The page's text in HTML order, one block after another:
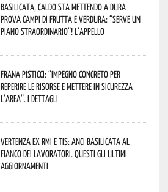
Basilicata, caldo sta mettendo a dura
prova campi di frutta e verdura: “Serve un
piano straordinario”! L’appello
Frana Pisticci: “Impegno concreto per
reperire le risorse e mettere in sicurezza
l’area”. I dettagli
Vertenza ex RMI e TIS: ANCI Basilicata al
fianco dei lavoratori. Questi gli ultimi
aggiornamenti